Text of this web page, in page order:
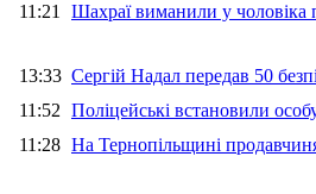
11:21 Шахраї виманили у чоловіка
13:33 Сергій Надал передав 50
11:52 Поліцейські встановили
11:28 На Тернопільщині